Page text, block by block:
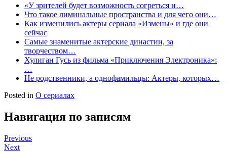
«У зрителей будет возможность согреться и…
Что такое лиминальные пространства и для чего они…
Как изменились актеры сериала «Измены» и где они
сейчас
Самые знаменитые актерские династии, за
творчеством…
Хулиган Гусь из фильма «Приключения Электроника»:
…
Не родственники, а однофамильцы: Актеры, которых…
Posted in О сериалах
Навигация по записям
Previous
Next